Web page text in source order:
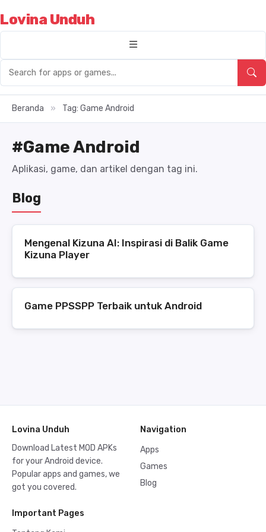
Lovina Unduh
Beranda » Tag: Game Android
#Game Android
Aplikasi, game, dan artikel dengan tag ini.
Blog
Mengenal Kizuna AI: Inspirasi di Balik Game
Kizuna Player
Game PPSSPP Terbaik untuk Android
Lovina Unduh
Download Latest MOD APKs
for your Android device.
Popular apps and games, we
got you covered.
Navigation
Apps
Games
Blog
Important Pages